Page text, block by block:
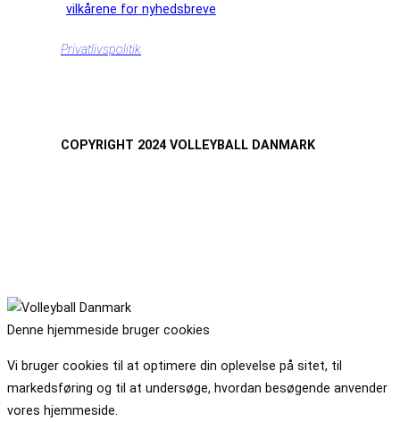
vilkårene for nyhedsbreve
Privatlivspolitik
COPYRIGHT 2024 VOLLEYBALL DANMARK
Denne hjemmeside bruger cookies
Vi bruger cookies til at optimere din oplevelse på sitet, til
markedsføring og til at undersøge, hvordan besøgende anvender
vores hjemmeside.